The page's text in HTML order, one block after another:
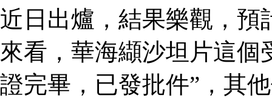
近日出爐，結果樂觀，預
來看，華海纈沙坦片這個
證完畢，已發批件”，其